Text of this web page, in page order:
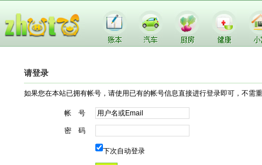
请登录
如果您在本站已拥有帐号，请使用已有的帐号信息直接进行登录即可，不需
帐 号
密 码
下次自动登录